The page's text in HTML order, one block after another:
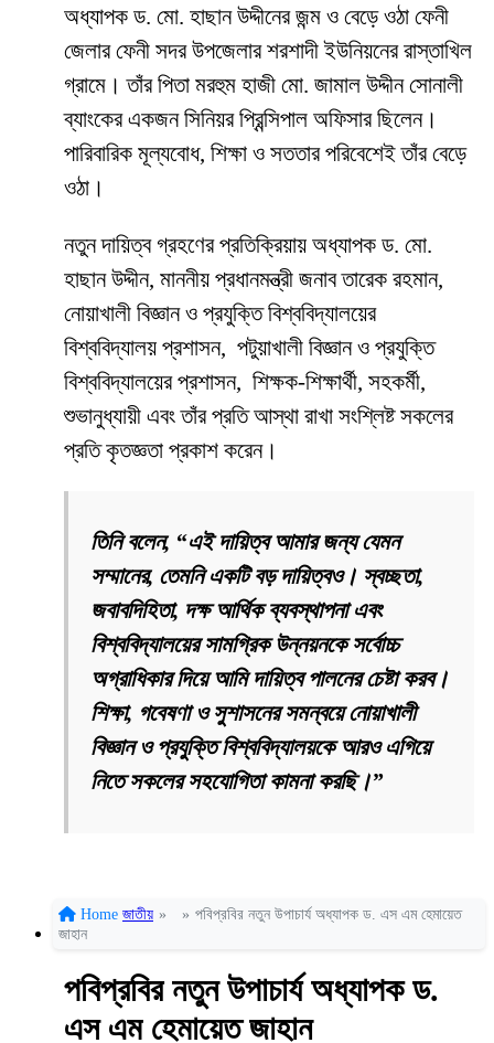
অধ্যাপক ড. মো. হাছান উদ্দীনের জন্ম ও বেড়ে ওঠা ফেনী
জেলার ফেনী সদর উপজেলার শরশাদী ইউনিয়নের রাস্তাখিল
গ্রামে। তাঁর পিতা মরহুম হাজী মো. জামাল উদ্দীন সোনালী
ব্যাংকের একজন সিনিয়র প্রিন্সিপাল অফিসার ছিলেন।
পারিবারিক মূল্যবোধ, শিক্ষা ও সততার পরিবেশেই তাঁর বেড়ে
ওঠা।
নতুন দায়িত্ব গ্রহণের প্রতিক্রিয়ায় অধ্যাপক ড. মো.
হাছান উদ্দীন, মাননীয় প্রধানমন্ত্রী জনাব তারেক রহমান,
নোয়াখালী বিজ্ঞান ও প্রযুক্তি বিশ্ববিদ্যালয়ের
বিশ্ববিদ্যালয় প্রশাসন, পটুয়াখালী বিজ্ঞান ও প্রযুক্তি
বিশ্ববিদ্যালয়ের প্রশাসন, শিক্ষক-শিক্ষার্থী, সহকর্মী,
শুভানুধ্যায়ী এবং তাঁর প্রতি আস্থা রাখা সংশ্লিষ্ট সকলের
প্রতি কৃতজ্ঞতা প্রকাশ করেন।
তিনি বলেন, “এই দায়িত্ব আমার জন্য যেমন
সম্মানের, তেমনি একটি বড় দায়িত্বও। স্বচ্ছতা,
জবাবদিহিতা, দক্ষ আর্থিক ব্যবস্থাপনা এবং
বিশ্ববিদ্যালয়ের সামগ্রিক উন্নয়নকে সর্বোচ্চ
অগ্রাধিকার দিয়ে আমি দায়িত্ব পালনের চেষ্টা করব।
শিক্ষা, গবেষণা ও সুশাসনের সমন্বয়ে নোয়াখালী
বিজ্ঞান ও প্রযুক্তি বিশ্ববিদ্যালয়কে আরও এগিয়ে
নিতে সকলের সহযোগিতা কামনা করছি।”
Home জাতীয় » » পবিপ্রবির নতুন উপাচার্য অধ্যাপক ড. এস এম হেমায়েত
জাহান
পবিপ্রবির নতুন উপাচার্য অধ্যাপক ড.
এস এম হেমায়েত জাহান